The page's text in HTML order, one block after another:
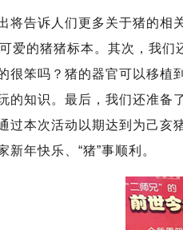
告诉人们更多关于猪的相关
爱的猪猪标本。其次，我
很笨吗？猪的器官可以移植
的知识。最后，我们还准备
过本次活动以期达到为己亥
新年快乐、“猪”事顺利。